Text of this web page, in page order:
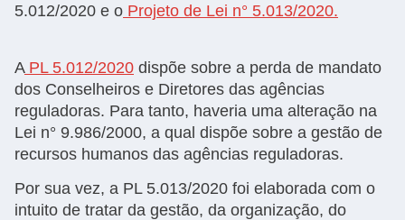
5.012/2020 e o Projeto de Lei n° 5.013/2020.
APL 5.012/2020 dispõe sobre a perda de mandato
dos Conselheiros e Diretores das agências
reguladoras. Para tanto, haveria uma alteração na
Lei n° 9.986/2000, a qual dispõe sobre a gestão de
recursos humanos das agências reguladoras.
Por sua vez, a PL 5.013/2020 foi elaborada com o
intuito de tratar da gestão, da organização, do